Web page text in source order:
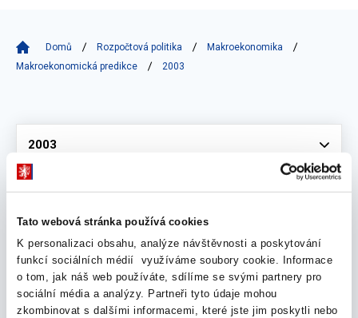
Tato webová stránka používá cookies
K personalizaci obsahu, analýze návštěvnosti a poskytování
funkcí sociálních médií využíváme soubory cookie. Informace
o tom, jak náš web používáte, sdílíme se svými partnery pro
sociální média a analýzy. Partneři tyto údaje mohou
zkombinovat s dalšími informacemi, které jste jim poskytli nebo
Domů Rozpočtová politika
Makroekonomika
Makroekonomická predikce
2003
Vyberte
2003
prosinec 2003
Makroekonomická predikce 2003
31. prosince 2003